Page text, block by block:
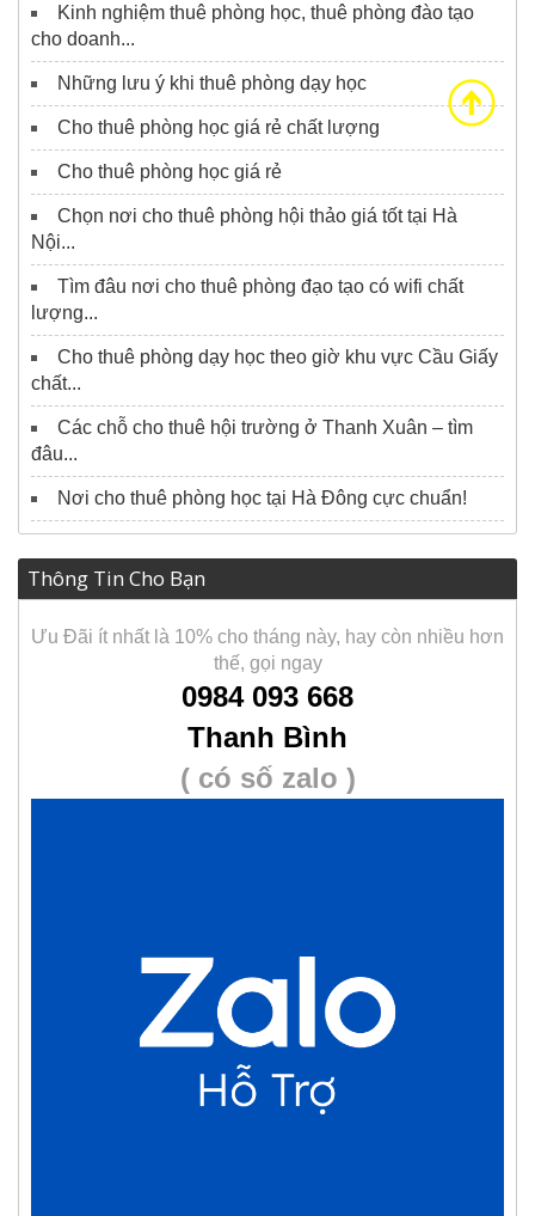
Kinh nghiệm thuê phòng học, thuê phòng đào tạo
cho doanh...
Những lưu ý khi thuê phòng dạy học
Cho thuê phòng học giá rẻ chất lượng
Cho thuê phòng học giá rẻ
Chọn nơi cho thuê phòng hội thảo giá tốt tại Hà
Nội...
Tìm đâu nơi cho thuê phòng đạo tạo có wifi chất
lượng...
Cho thuê phòng dạy học theo giờ khu vực Cầu Giấy
chất...
Các chỗ cho thuê hội trường ở Thanh Xuân – tìm
đâu...
Nơi cho thuê phòng học tại Hà Đông cực chuẩn!
Thông Tin Cho Bạn
Ưu Đãi ít nhất là 10% cho tháng này, hay còn nhiều hơn
thế, gọi ngay
0984 093 668
Thanh Bình
( có số zalo )